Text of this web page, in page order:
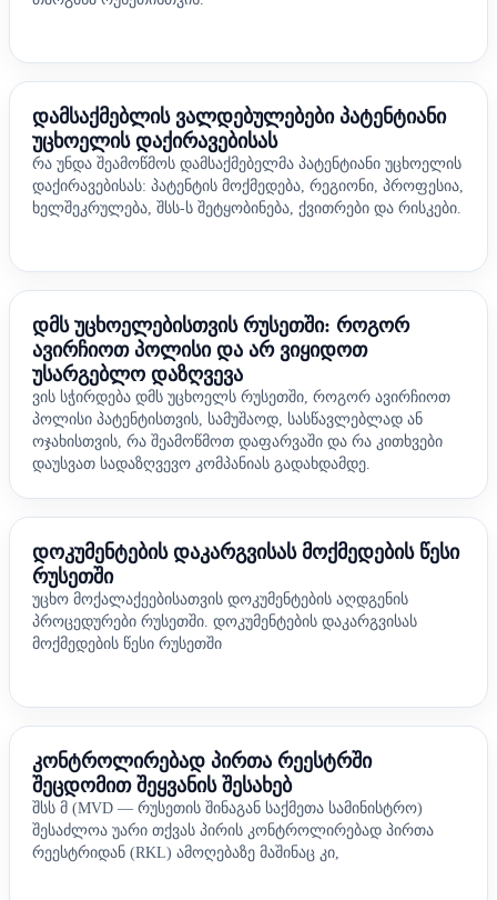
დამსაქმებლის ვალდებულებები პატენტიანი
უცხოელის დაქირავებისას
რა უნდა შეამოწმოს დამსაქმებელმა პატენტიანი უცხოელის
დაქირავებისას: პატენტის მოქმედება, რეგიონი, პროფესია,
ხელშეკრულება, შსს-ს შეტყობინება, ქვითრები და რისკები.
დმს უცხოელებისთვის რუსეთში: როგორ
ავირჩიოთ პოლისი და არ ვიყიდოთ
უსარგებლო დაზღვევა
ვის სჭირდება დმს უცხოელს რუსეთში, როგორ ავირჩიოთ
პოლისი პატენტისთვის, სამუშაოდ, სასწავლებლად ან
ოჯახისთვის, რა შეამოწმოთ დაფარვაში და რა კითხვები
დაუსვათ სადაზღვევო კომპანიას გადახდამდე.
დოკუმენტების დაკარგვისას მოქმედების წესი
რუსეთში
უცხო მოქალაქეებისათვის დოკუმენტების აღდგენის
პროცედურები რუსეთში. დოკუმენტების დაკარგვისას
მოქმედების წესი რუსეთში
კონტროლირებად პირთა რეესტრში
შეცდომით შეყვანის შესახებ
შსს მ (MVD — რუსეთის შინაგან საქმეთა სამინისტრო)
შესაძლოა უარი თქვას პირის კონტროლირებად პირთა
რეესტრიდან (RKL) ამოღებაზე მაშინაც კი,